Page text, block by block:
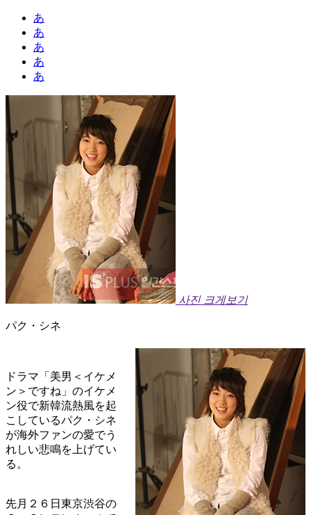
あ
あ
あ
あ
あ
사진 크게보기
パク・シネ
ドラマ「美男＜イケメ
ン＞ですね」のイケメ
ン役で新韓流熱風を起
こしているパク・シネ
が海外ファンの愛でう
れしい悲鳴を上げてい
る。
先月２６日東京渋谷の